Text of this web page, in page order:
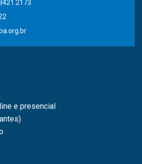
e presencial